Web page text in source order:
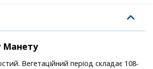
Манету
Вегетаційний період складає 108-